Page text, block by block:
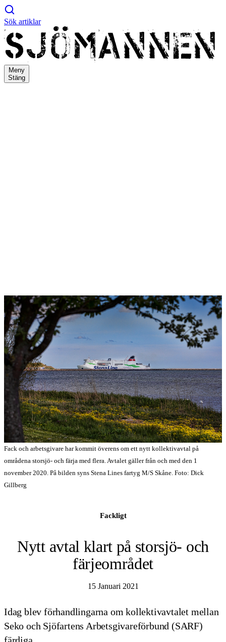
Sök artiklar
Meny
Stäng
Fack och arbetsgivare har kommit överens om ett nytt kollektivavtal på
områdena storsjö- och färja med flera. Avtalet gäller från och med den 1
november 2020. På bilden syns Stena Lines fartyg M/S Skåne. Foto: Dick
Gillberg
Fackligt
Nytt avtal klart på storsjö- och
färjeområdet
15 Januari 2021
Idag blev förhandlingarna om kollektivavtalet mellan
Seko och Sjöfartens Arbetsgivareförbund (SARF)